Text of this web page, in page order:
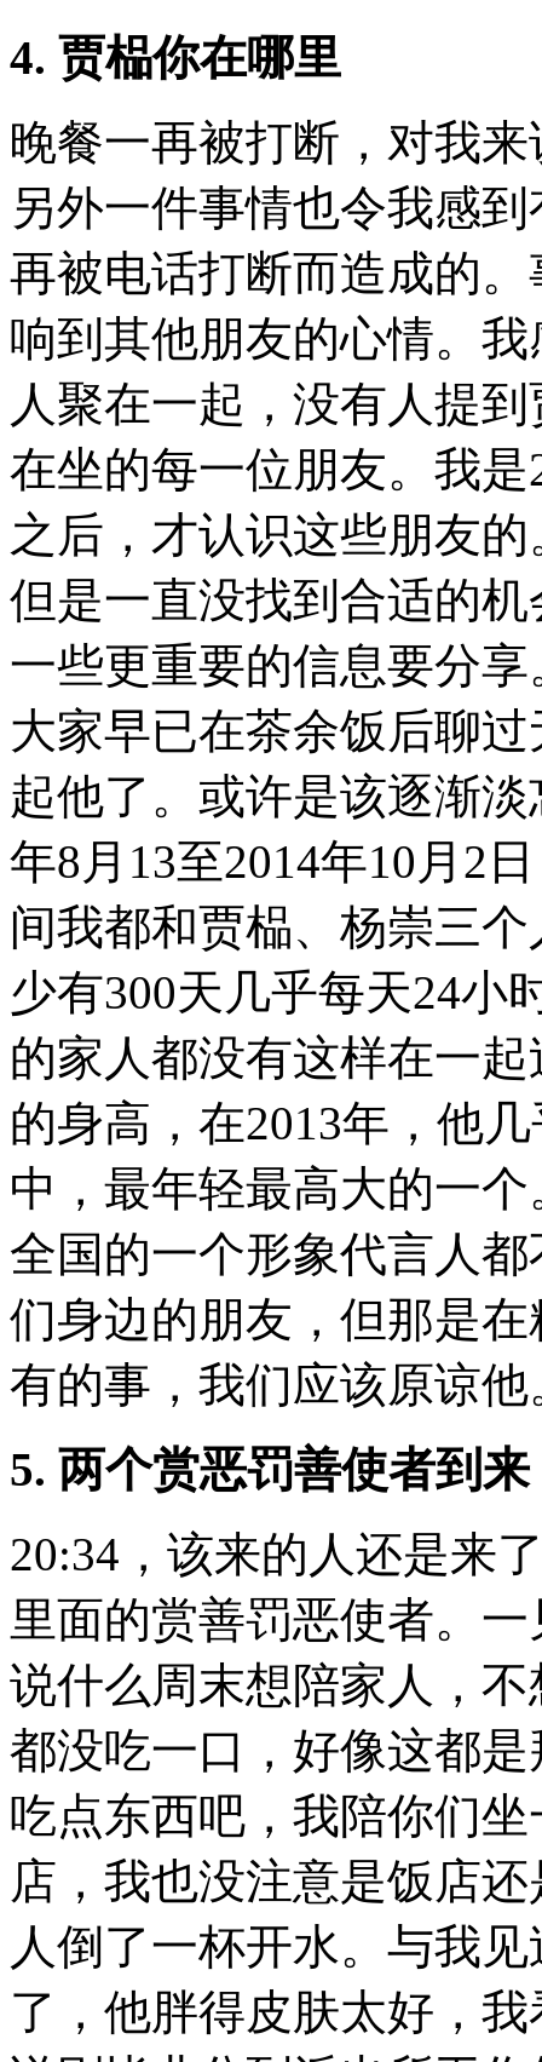
4. 贾榀你在哪里
晚餐一再被打断，对我
另外一件事情也令我感
再被电话打断而造成的
响到其他朋友的心情。
人聚在一起，没有人提
在坐的每一位朋友。我是
之后，才认识这些朋友
但是一直没找到合适的
一些更重要的信息要分
大家早已在茶余饭后聊
起他了。或许是该逐渐
年8 月 13至2014年10 月 2
间我都和贾榀、杨崇三
少有300天几乎每天24小
的家人都没有这样在一
的身高，在2013年，他
中，最年轻最高大的一
全国的一个形象代言人
们身边的朋友，但那是
有的事，我们应该原谅
5. 两个赏恶罚善使者到来
20:34 ，该来的人还是来
里面的赏善罚恶使者。
说什么周末想陪家人，
都没吃一口，好像这都
吃点东西吧，我陪你们
店，我也没注意是饭店
人倒了一杯开水。与我
了，他胖得皮肤太好，